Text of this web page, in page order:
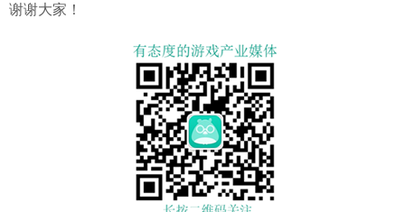
谢谢大家！